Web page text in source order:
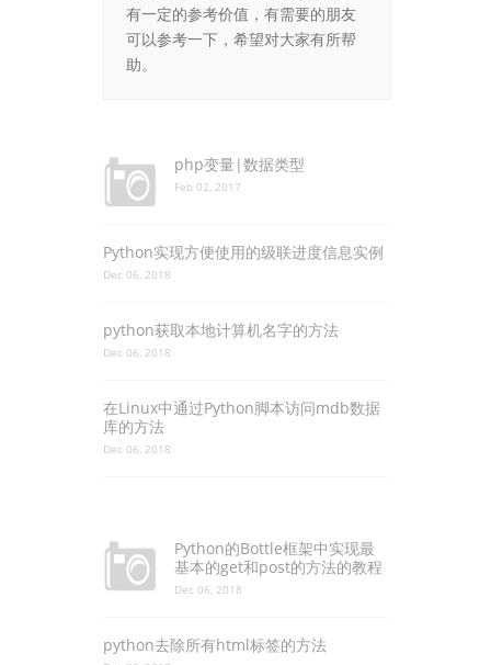
有一定的参考价值，有需要的朋友
可以参考一下，希望对大家有所帮
助。
php变量|数据类型
Feb 02, 2017
Python实现方便使用的级联进度信息实例
Dec 06, 2018
python获取本地计算机名字的方法
Dec 06, 2018
在Linux中通过Python脚本访问mdb数据
库的方法
Dec 06, 2018
Python的Bottle框架中实现最
基本的get和post的方法的教程
Dec 06, 2018
python去除所有html标签的方法